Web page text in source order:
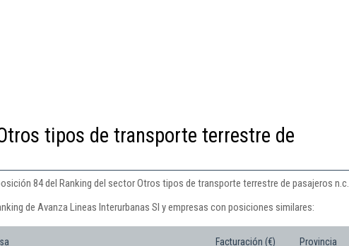
tipos de transporte terrestre de
84 del Ranking del sector Otros tipos de transporte terrestre de pasajeros
de Avanza Lineas Interurbanas Sl y empresas con posiciones similares:
Facturación (€) Provincia